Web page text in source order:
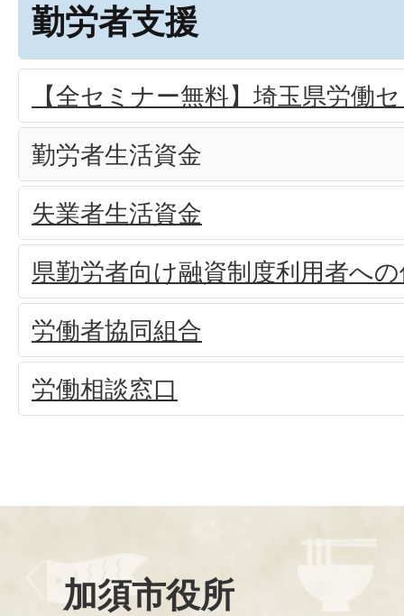
勤労者支援
【全セミナー無料】埼玉県労働
勤労者生活資金
失業者生活資金
県勤労者向け融資制度利用者へ
労働者協同組合
労働相談窓口
加須市役所